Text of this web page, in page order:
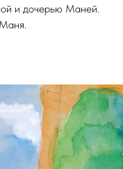
и дочерью Маней.